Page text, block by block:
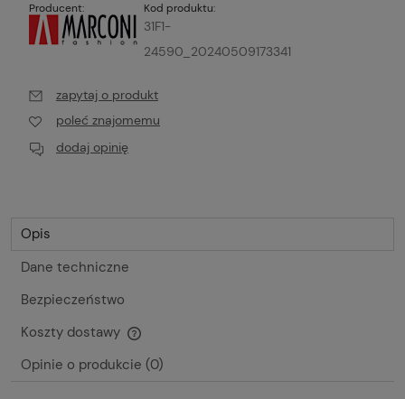
Producent: Kod produktu:
31F1-
24590_20240509173341
zapytaj o produkt
poleć znajomemu
dodaj opinię
Opis
Dane techniczne
Bezpieczeństwo
Koszty dostawy
Cena nie zawiera ewentualnych kosztów płatności
Opinie o produkcie (0)